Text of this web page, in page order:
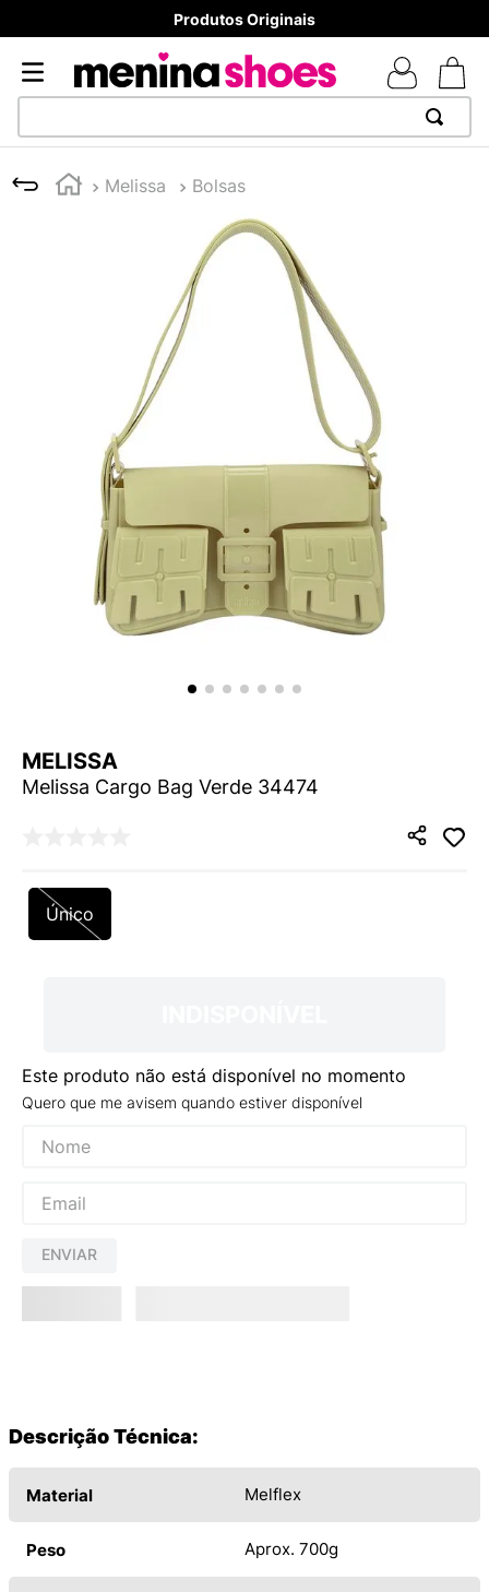
8x sem juros - Parcela mínima R$ 70,00
Melissa Bolsas
MELISSA
Melissa Cargo Bag Verde 34474
Único
Este produto não está disponível no momento
Quero que me avisem quando estiver disponível
ENVIAR
Descrição Técnica:
Material Melflex
Peso Aprox. 700g
1
TÊNIS NEWS BALANCE 530
TÊNIS VEJA WHITE
MELISSA SLIDE
VANS TÊNIS VANS ULTRARANGE
VEJA COUNTRY
NEW 530